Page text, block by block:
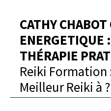
CATHY
ENERGETIQUE
THÉRAPIE
Reiki
Meilleur Reiki à ?